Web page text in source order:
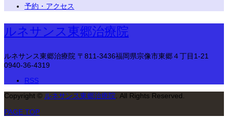
予約・アクセス
ルネサンス東郷治療院
ルネサンス東郷治療院 〒811-3436福岡県宗像市東郷４丁目1-21
0940-36-4319
RSS
Copyright © ルネサンス東郷治療院. All Rights Reserved.
PAGE TOP